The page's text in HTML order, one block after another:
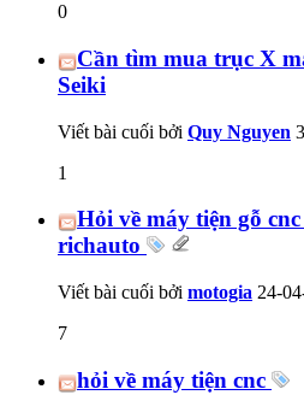
0
Cần tìm mua trục X
Seiki
Viết bài cuối bởi Quy Nguyen
1
Hỏi về máy tiện gỗ
richauto
Viết bài cuối bởi motogia 24-
7
hỏi về máy tiện cnc